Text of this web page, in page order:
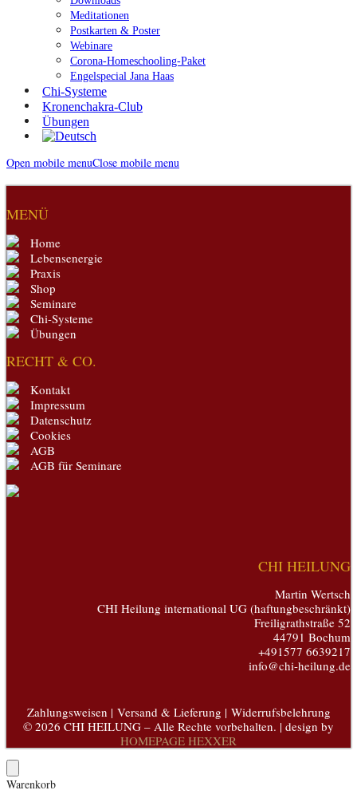
Meditationen
Postkarten & Poster
Webinare
Corona-Homeschooling-Paket
Engelspecial Jana Haas
Chi-Systeme
Kronenchakra-Club
Übungen
Open mobile menuClose mobile menu
MENÜ
Home
Lebensenergie
Praxis
Shop
Seminare
Chi-Systeme
Übungen
RECHT & CO.
Kontakt
Impressum
Datenschutz
Cookies
AGB
AGB für Seminare
CHI HEILUNG
Martin Wertsch
CHI Heilung international UG (haftungbeschränkt)
Freiligrathstraße 52
44791 Bochum
+491577 6639217
info@chi-heilung.de
Zahlungsweisen | Versand & Lieferung | Widerrufsbelehrung
© 2026 CHI HEILUNG – Alle Rechte vorbehalten. | design by
HOMEPAGE HEXXER
Warenkorb